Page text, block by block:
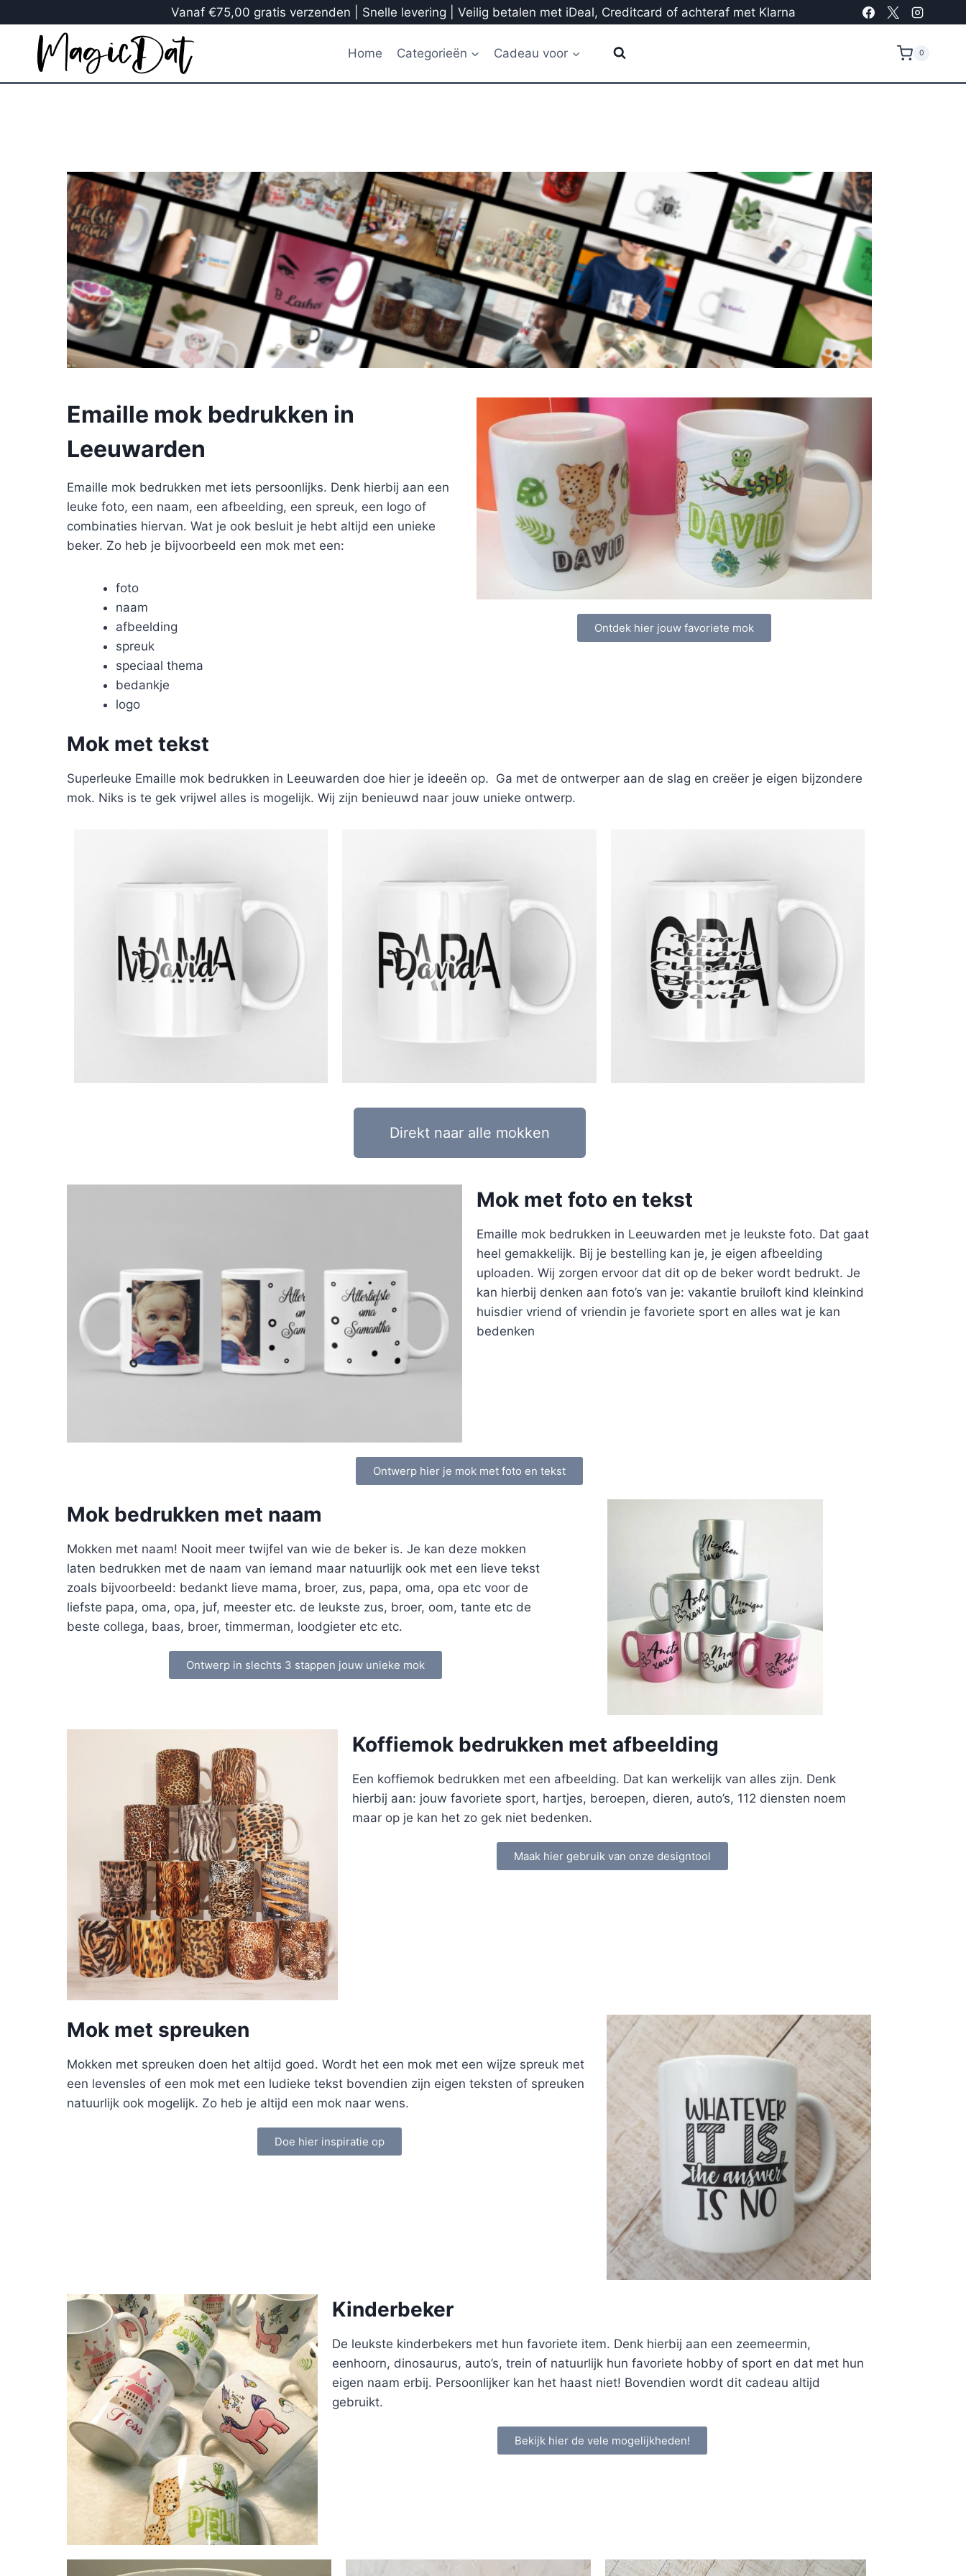
Vanaf €75,00 gratis verzenden | Snelle levering | Veilig betalen met iDeal, Creditcard of achteraf met Klarna
Home Categorieën Cadeau voor 0
Emaille mok bedrukken in
Leeuwarden
Emaille mok bedrukken met iets persoonlijks. Denk hierbij aan een
leuke foto, een naam, een afbeelding, een spreuk, een logo of
combinaties hiervan. Wat je ook besluit je hebt altijd een unieke
beker. Zo heb je bijvoorbeeld een mok met een:
foto
naam
afbeelding
spreuk
speciaal thema
bedankje
logo
Ontdek hier jouw favoriete mok
Mok met tekst
Superleuke Emaille mok bedrukken in Leeuwarden doe hier je ideeën op. Ga met de ontwerper aan de slag en creëer je eigen bijzondere
mok. Niks is te gek vrijwel alles is mogelijk. Wij zijn benieuwd naar jouw unieke ontwerp.
Direkt naar alle mokken
Mok met foto en tekst
Emaille mok bedrukken in Leeuwarden met je leukste foto. Dat gaat
heel gemakkelijk. Bij je bestelling kan je, je eigen afbeelding
uploaden. Wij zorgen ervoor dat dit op de beker wordt bedrukt. Je
kan hierbij denken aan foto’s van je: vakantie bruiloft kind kleinkind
huisdier vriend of vriendin je favoriete sport en alles wat je kan
bedenken
Ontwerp hier je mok met foto en tekst
Mok bedrukken met naam
Mokken met naam! Nooit meer twijfel van wie de beker is. Je kan deze mokken
laten bedrukken met de naam van iemand maar natuurlijk ook met een lieve tekst
zoals bijvoorbeeld: bedankt lieve mama, broer, zus, papa, oma, opa etc voor de
liefste papa, oma, opa, juf, meester etc. de leukste zus, broer, oom, tante etc de
beste collega, baas, broer, timmerman, loodgieter etc etc.
Ontwerp in slechts 3 stappen jouw unieke mok
Koffiemok bedrukken met afbeelding
Een koffiemok bedrukken met een afbeelding. Dat kan werkelijk van alles zijn. Denk
hierbij aan: jouw favoriete sport, hartjes, beroepen, dieren, auto’s, 112 diensten noem
maar op je kan het zo gek niet bedenken.
Maak hier gebruik van onze designtool
Mok met spreuken
Mokken met spreuken doen het altijd goed. Wordt het een mok met een wijze spreuk met
een levensles of een mok met een ludieke tekst bovendien zijn eigen teksten of spreuken
natuurlijk ook mogelijk. Zo heb je altijd een mok naar wens.
Doe hier inspiratie op
Kinderbeker
De leukste kinderbekers met hun favoriete item. Denk hierbij aan een zeemeermin,
eenhoorn, dinosaurus, auto’s, trein of natuurlijk hun favoriete hobby of sport en dat met hun
eigen naam erbij. Persoonlijker kan het haast niet! Bovendien wordt dit cadeau altijd
gebruikt.
Bekijk hier de vele mogelijkheden!